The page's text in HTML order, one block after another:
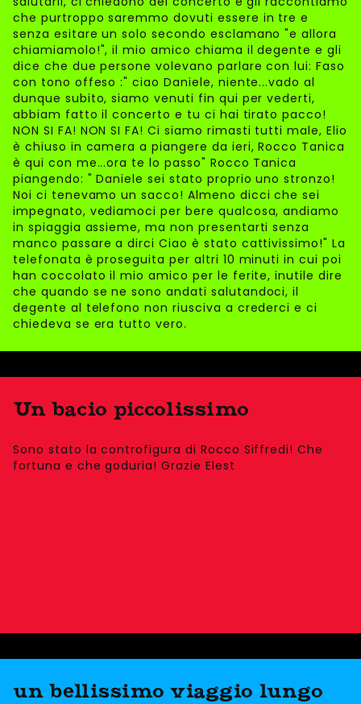
che purtroppo saremmo dovuti essere in tre e
senza esitare un solo secondo esclamano "e allora
chiamiamolo!", il mio amico chiama il degente e gli
dice che due persone volevano parlare con lui: Faso
con tono offeso :" ciao Daniele, niente...vado al
dunque subito, siamo venuti fin qui per vederti,
abbiam fatto il concerto e tu ci hai tirato pacco!
NON SI FA! NON SI FA! Ci siamo rimasti tutti male, Elio
è chiuso in camera a piangere da ieri, Rocco Tanica
è qui con me...ora te lo passo" Rocco Tanica
piangendo: " Daniele sei stato proprio uno stronzo!
Noi ci tenevamo un sacco! Almeno dicci che sei
impegnato, vediamoci per bere qualcosa, andiamo
in spiaggia assieme, ma non presentarti senza
manco passare a dirci Ciao è stato cattivissimo!" La
telefonata è proseguita per altri 10 minuti in cui poi
han coccolato il mio amico per le ferite, inutile dire
che quando se ne sono andati salutandoci, il
degente al telefono non riusciva a crederci e ci
chiedeva se era tutto vero.
Un bacio piccolissimo
Sono stato la controfigura di Rocco Siffredi! Che
fortuna e che goduria! Grazie Elest
un bellissimo viaggio lungo